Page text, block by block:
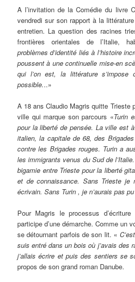
A l’invitation de la Comédie du livre
vendredi sur son rapport à la
entretien. La question des racines
frontières orientales de l’Italie,
problèmes d’identité liés à l’histoire
poussent à une continuelle mise-en
qui l’on est, la littérature s’impose
possible...»
A 18 ans Claudio Magris quitte Trieste
ville qui marque son parcours «Turin
pour la liberté de pensée. La ville est
italien, la capitale de 68, des
contre les Brigades rouges. Turin a
les immigrants venus du Sud de
bigamie entre Trieste pour la liberté
et de connaissance. Sans Trieste je
écrivain. Sans Turin , je n’aurais pas
Pour Magris le processus
participe d’une démarche. Comme un
se détournant parfois de son lit. «
suis entré dans un bois où j’avais des
j’allais écrire et puis des sentiers se
propos de son grand roman Danube.